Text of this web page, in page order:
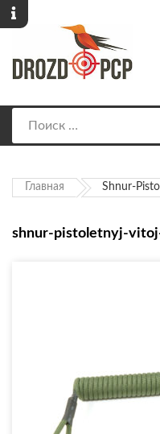
Главная Shnur-
shnur-pistoletnyj-